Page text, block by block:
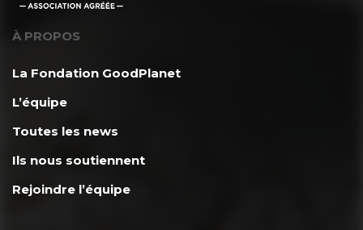
À PROPOS
La Fondation GoodPlanet
L’équipe
Toutes les news
Ils nous soutiennent
Rejoindre l’équipe